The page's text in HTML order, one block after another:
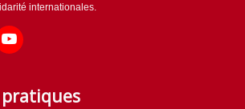
internationales.